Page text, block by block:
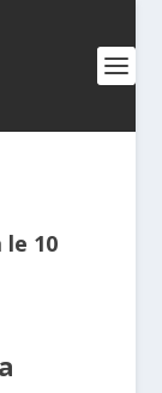
le 10